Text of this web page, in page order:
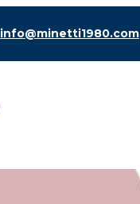
info@minetti1980.com